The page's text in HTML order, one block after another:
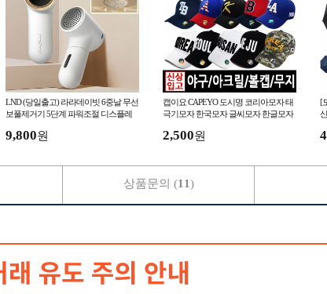
LND (당일출고) 라라데이빗 6중날 무선
보풀제거기 5단계 파워조절 디스플레
9,800원
캡이요 CAPEYO 도시명 코리아모자 태
극기모자 한국모자 글씨모자 한글모자
2,500원
[
상품문의 (11)